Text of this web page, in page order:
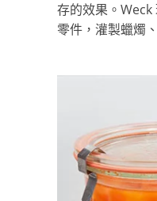
存的效果。
零件，灌製蠟燭